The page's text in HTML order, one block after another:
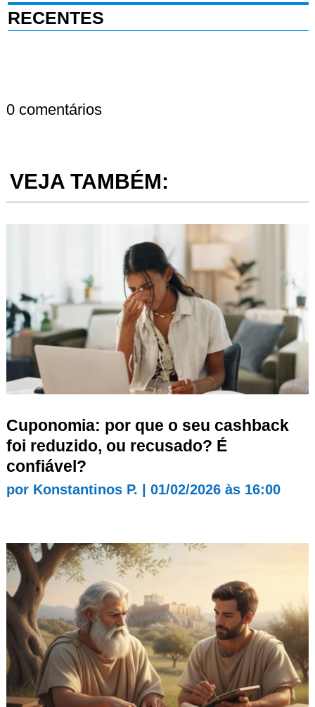
RECENTES
0 comentários
VEJA TAMBÉM:
Cuponomia: por que o seu cashback
foi reduzido, ou recusado? É
confiável?
por Konstantinos P. 01/02/2026 às 16:00